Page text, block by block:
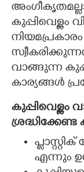
കുപ്പിവെള്ളം
വാങ്ങുന്ന
കാര്യങ്ങൾ
പ്ലാസ്റ്റിക്
എന്നും